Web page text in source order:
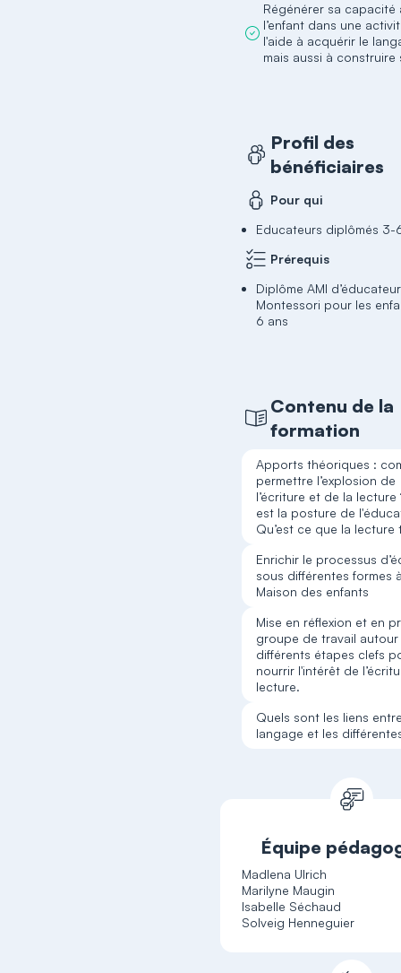
Régénérer sa capacité
l’enfant dans une
l'aide à acquérir le
mais aussi à construire
Profil des
bénéficiaires
Pour qui
Educateurs diplômés 3-
Prérequis
Diplôme AMI d’éducateur
Montessori pour les
6 ans
Contenu de la
formation
Apports théoriques :
permettre l’explosion de
l’écriture et de la lecture
est la posture de
Qu’est ce que la lecture
Enrichir le processus
sous différentes formes
Maison des enfants
Mise en réflexion et en
groupe de travail
différents étapes clefs
nourrir l'intérêt de
lecture.
Quels sont les liens
langage et les
Équipe
Madlena Ulrich
Marilyne Maugin
Isabelle Séchaud
Solveig Henneguier